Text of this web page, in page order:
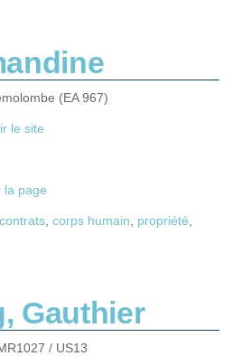
(EA 967)
le site
la page
contrats, corps humain, propriété,
Gauthier
/ US13